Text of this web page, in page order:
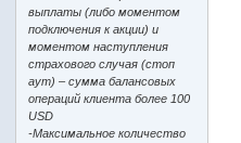
выплаты (либо моментом
подключения к акции) и
моментом наступления
страхового случая (стоп
аут) – сумма балансовых
операций клиента более 100
USD
-Максимальное количество